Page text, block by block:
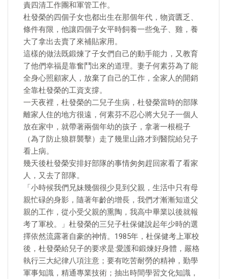
責四清工作團和軍管工作。
杜發榮的四個子女也都出生在那個年代，物資匱乏、
條件有限，他讓四個子女平時飼養一些兔子、雞，養
大了拿出去賣了來補貼家用。
這樣的做法既鍛煉了子女們自己的動手能力，又教育
了他們幸福是靠奮鬥出來的道理。妻子何素芬為了能
全身心照顧家人，放棄了自己的工作，全家人的開銷
全靠杜發榮的工資支撐。
一天夜裡，杜發榮的二兒子生病，杜發榮當時的部隊
離家人住的地方很遠，何素芬不忍心將大兒子一個人
放在家中，就帶著兩個年幼的孩子，拿著一根棍子
（為了防止狼群襲擊）走了幾里山路才到醫院給兒子
看上病。
幾天後杜發榮安排好部隊的事情匆匆趕回家看了看家
人，又去了部隊。
「小時候我們兄妹幾個很少見到父親，生活中只有母
親忙碌的身影，隨著年齡的增長，我們才漸漸知道父
親的工作，從小受父親的熏陶，我高中畢業以後就報
考了軍校。」杜發榮的三兒子杜保健說起年少時的選
擇依然流露著自豪的神情。1985年，杜保健考上軍校
後，杜發榮給兒子的要求是:愛護和鍛煉好身體，嚴格
執行三大紀律八項注意；要有吃苦耐勞的精神，勤學
軍事知識，精通專業技術；抽出時間學習文化知識，